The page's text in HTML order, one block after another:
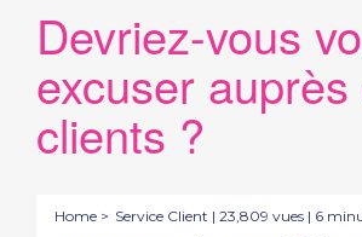
Devriez-vous
excuser
clients ?
Home > Service Client | 23,809 vues | 6